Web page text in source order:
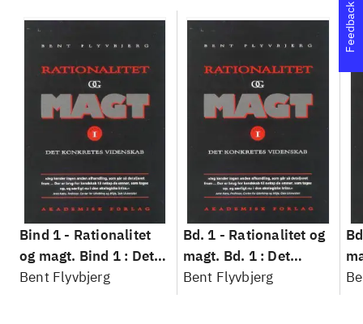
Bind 1 - Rationalitet
og magt. Bind 1 : Det
konkretes videnskab
Bent Flyvbjerg
Bd. 1 - Rationalitet og
magt. Bd. 1 : Det
konkretes videnskab
Bent Flyvbjerg
Feedback